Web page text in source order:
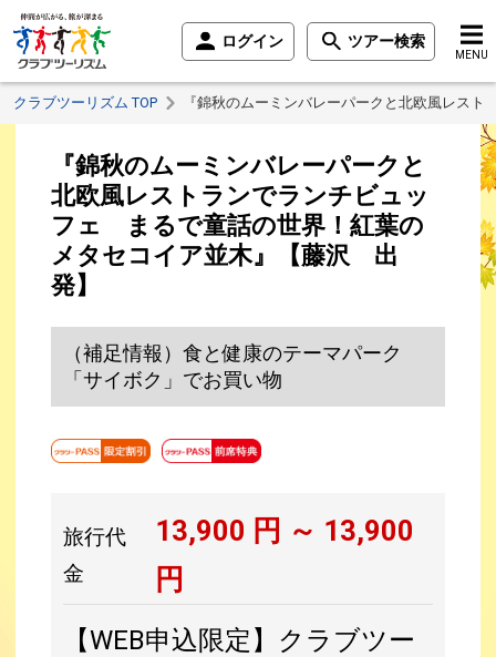
ログイン ツアー検索
MENU
クラブツーリズム TOP 『錦秋のムーミンバレーパークと北欧風レス
『錦秋のムーミンバレーパークと
北欧風レストランでランチビュッ
フェ まるで童話の世界！紅葉の
メタセコイア並木』【藤沢 出
発】
（補足情報）食と健康のテーマパーク
「サイボク」でお買い物
旅行代
金
13,900 円 ～ 13,900
円
【WEB申込限定】クラブツー